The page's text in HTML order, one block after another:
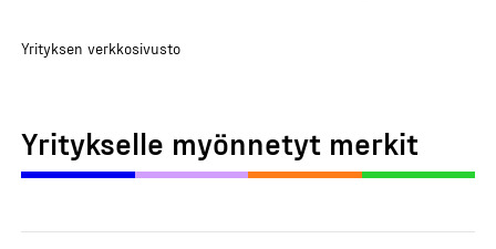
Yrityksen verkkosivusto
Yritykselle myönnetyt merkit